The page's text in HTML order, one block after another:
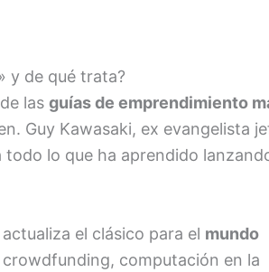
y de qué trata?
las guías de emprendimiento
Guy Kawasaki, ex evangelista
todo lo que ha aprendido
el clásico para el mundo
computación en la